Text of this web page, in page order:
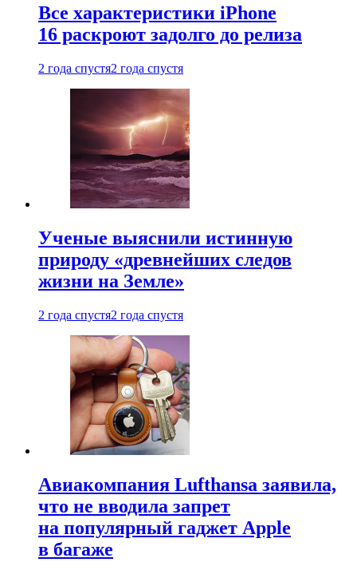
Все характеристики iPhone
16 раскроют задолго до релиза
2 года спустя2 года спустя
Ученые выяснили истинную
природу «древнейших следов
жизни на Земле»
2 года спустя2 года спустя
Авиакомпания Lufthansa заявила,
что не вводила запрет
на популярный гаджет Apple
в багаже